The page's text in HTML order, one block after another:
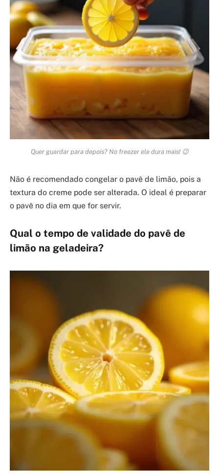
Quer guardar para depois? No freezer ele dura mais! 😉
Não é recomendado congelar o pavê de limão, pois a
textura do creme pode ser alterada. O ideal é preparar
o pavê no dia em que for servir.
Qual o tempo de validade do pavê de
limão na geladeira?